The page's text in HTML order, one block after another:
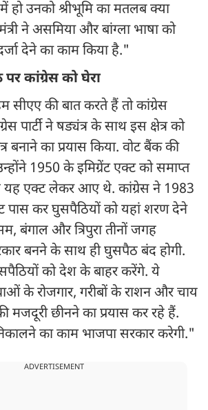
हो उनको श्रीभूमि का मतलब क्या
ने असमिया और बांग्ला भाषा को
देने का काम किया है."
कांग्रेस को घेरा
सीएए की बात करते हैं तो कांग्रेस
पार्टी ने षड्यंत्र के साथ इस क्षेत्र को
बनाने का प्रयास किया. वोट बैंक की
1950 के इमिग्रेंट एक्ट को समाप्त
यह एक्ट लेकर आए थे. कांग्रेस ने 1983
पास कर घुसपैठियों को यहां शरण देने
बंगाल और त्रिपुरा तीनों जगह
बनने के साथ ही घुसपैठ बंद होगी.
को देश के बाहर करेंगे. ये
के रोजगार, गरीबों के राशन और चाय
मजदूरी छीनने का प्रयास कर रहे हैं.
का काम भाजपा सरकार करेगी."
ADVERTISEMENT